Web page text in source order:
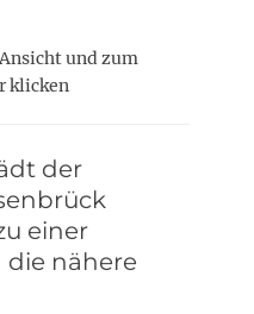
und zum
klicken
der
einer
nähere